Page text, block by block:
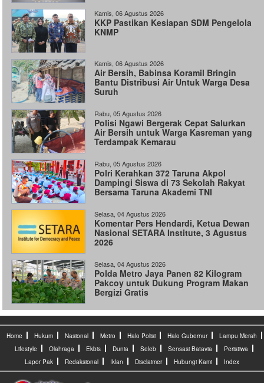
Kamis, 06 Agustus 2026
KKP Pastikan Kesiapan SDM Pengelola
KNMP
Kamis, 06 Agustus 2026
Air Bersih, Babinsa Koramil Bringin
Bantu Distribusi Air Untuk Warga Desa
Suruh
Rabu, 05 Agustus 2026
Polisi Ngawi Bergerak Cepat Salurkan
Air Bersih untuk Warga Kasreman yang
Terdampak Kemarau
Rabu, 05 Agustus 2026
Polri Kerahkan 372 Taruna Akpol
Dampingi Siswa di 73 Sekolah Rakyat
Bersama Taruna Akademi TNI
Selasa, 04 Agustus 2026
Komentar Pers Hendardi, Ketua Dewan
Nasional SETARA Institute, 3 Agustus
2026
Selasa, 04 Agustus 2026
Polda Metro Jaya Panen 82 Kilogram
Pakcoy untuk Dukung Program Makan
Bergizi Gratis
Home Hukum Nasional Metro Halo Polisi Halo Gubernur
Lampu Merah
Lifestyle
Olahraga Ekbis Dunia Seleb Sensasi Batavia
Peristiwa
Lapor Pak
Redaksional Iklan Disclaimer Hubungi Kami Index